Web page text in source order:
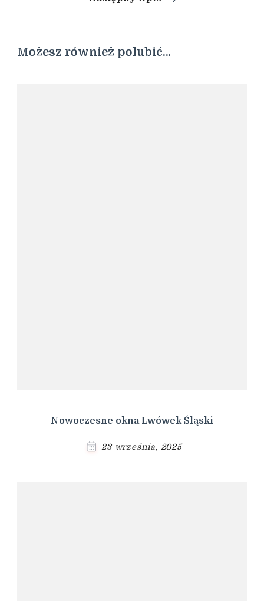
Możesz również polubić…
Nowoczesne okna Lwówek Śląski
23 września, 2025